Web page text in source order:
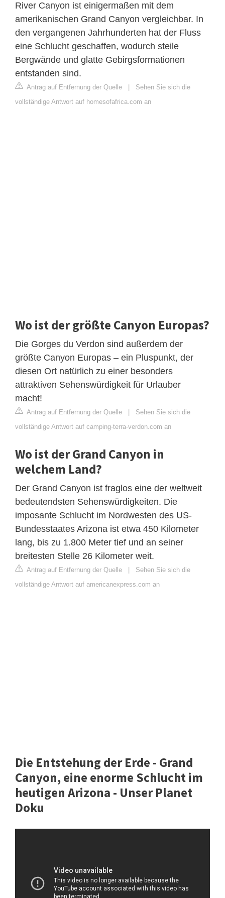
River Canyon ist einigermaßen mit dem
amerikanischen Grand Canyon vergleichbar. In
den vergangenen Jahrhunderten hat der Fluss
eine Schlucht geschaffen, wodurch steile
Bergwände und glatte Gebirgsformationen
entstanden sind.
Antrag auf Entfernung der Quelle
Sehen Sie sich die
vollständige Antwort auf homesofafrica.com an
Wo ist der größte Canyon Europas?
Die Gorges du Verdon sind außerdem der
größte Canyon Europas – ein Pluspunkt, der
diesen Ort natürlich zu einer besonders
attraktiven Sehenswürdigkeit für Urlauber
macht!
Antrag auf Entfernung der Quelle
Sehen Sie sich die
vollständige Antwort auf camping-terra-verdon.com an
Wo ist der Grand Canyon in
welchem Land?
Der Grand Canyon ist fraglos eine der weltweit
bedeutendsten Sehenswürdigkeiten. Die
imposante Schlucht im Nordwesten des US-
Bundesstaates Arizona ist etwa 450 Kilometer
lang, bis zu 1.800 Meter tief und an seiner
breitesten Stelle 26 Kilometer weit.
Antrag auf Entfernung der Quelle
Sehen Sie sich die
vollständige Antwort auf americanexpress.com an
Die Entstehung der Erde - Grand
Canyon, eine enorme Schlucht im
heutigen Arizona - Unser Planet
Doku